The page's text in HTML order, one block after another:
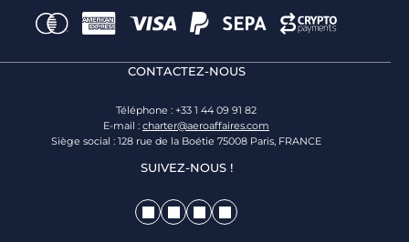
CONTACTEZ-NOUS
Téléphone : +33 1 44 09 91 82
E-mail : charter@aeroaffaires.com
Siège social : 128 rue de la Boétie 75008 Paris, FRANCE
SUIVEZ-NOUS !